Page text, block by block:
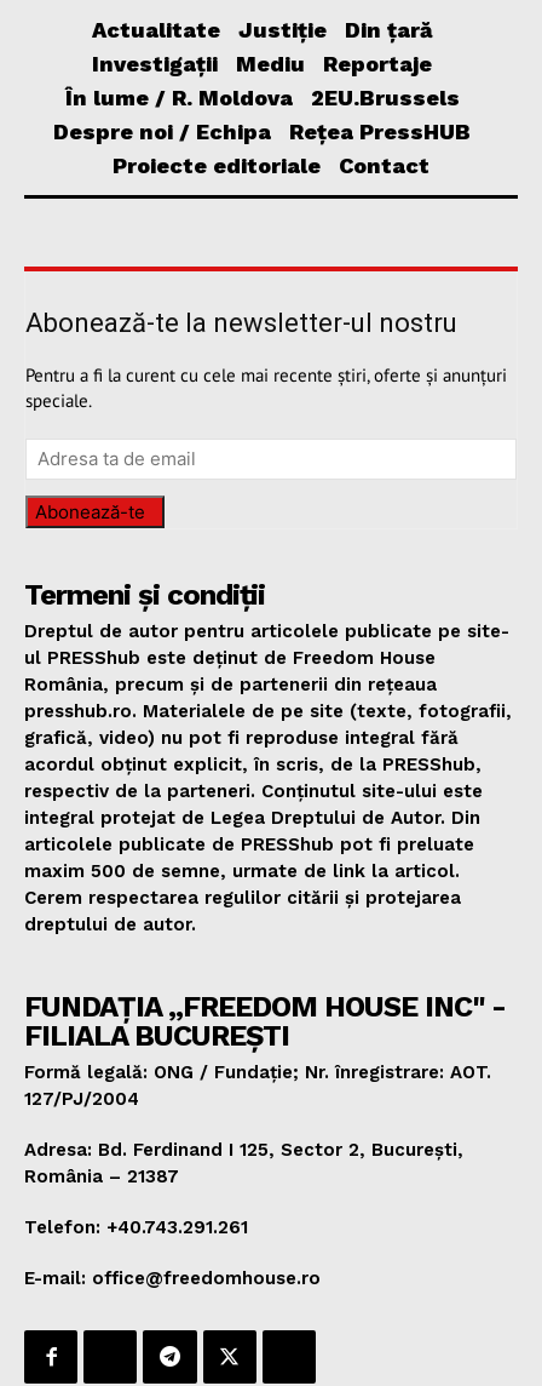
Actualitate Justiție
Din țară
Investigații
Mediu
Reportaje
În lume / R. Moldova
2EU.Brussels
Despre noi / Echipa
Rețea PressHUB
Proiecte editoriale
Contact
Abonează-te la newsletter-ul nostru
Pentru a fi la curent cu cele mai recente știri, oferte și anunțuri
speciale.
Abonează-te
Termeni și condiții
Dreptul de autor pentru articolele publicate pe site-
ul PRESShub este deținut de Freedom House
România, precum și de partenerii din rețeaua
presshub.ro. Materialele de pe site (texte, fotografii,
grafică, video) nu pot fi reproduse integral fără
acordul obținut explicit, în scris, de la PRESShub,
respectiv de la parteneri. Conținutul site-ului este
integral protejat de Legea Dreptului de Autor. Din
articolele publicate de PRESShub pot fi preluate
maxim 500 de semne, urmate de link la articol.
Cerem respectarea regulilor citării și protejarea
dreptului de autor.
FUNDAȚIA „FREEDOM HOUSE INC" -
FILIALA BUCUREȘTI
Formă legală: ONG / Fundație; Nr. înregistrare: AOT.
127/PJ/2004
Adresa: Bd. Ferdinand I 125, Sector 2, București,
România – 21387
Telefon: +40.743.291.261
E-mail: office@freedomhouse.ro